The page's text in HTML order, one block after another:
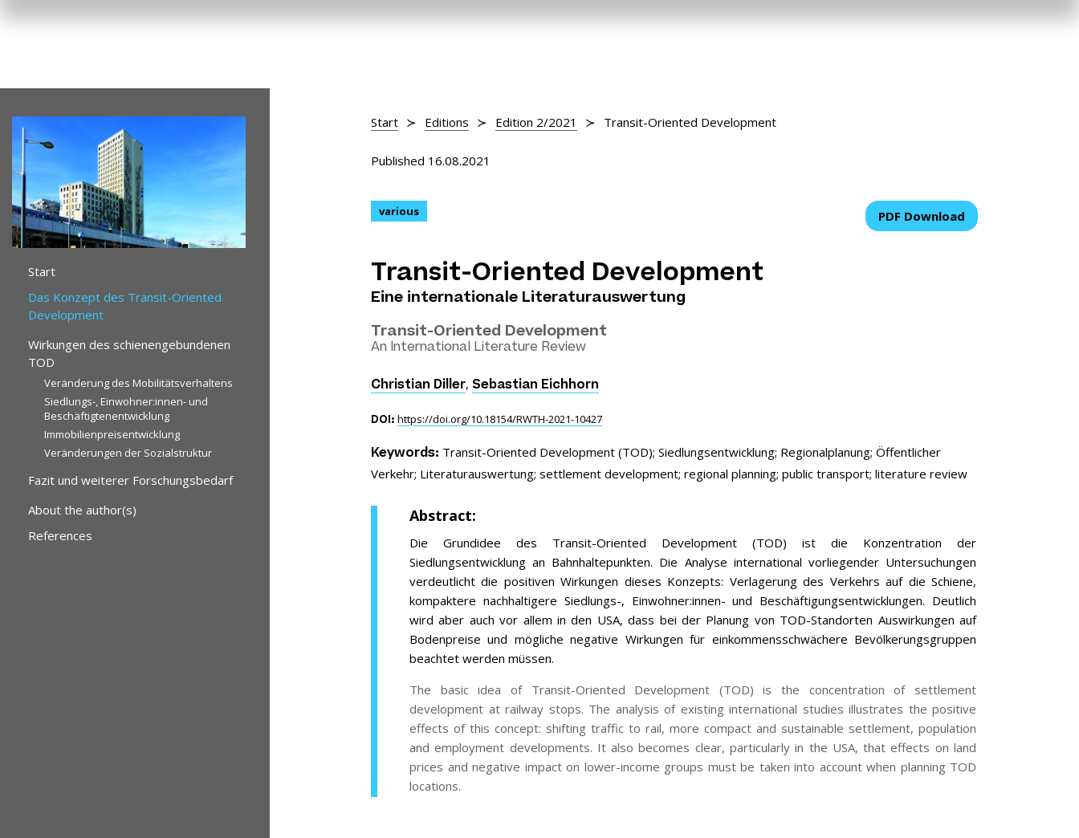
Start
Das Konzept des Transit-Oriented
Development
Wirkungen des schienengebundenen
TOD
Veränderung des Mobilitätsverhaltens
Siedlungs-, Einwohner:innen- und
Beschäftigtenentwicklung
Immobilienpreisentwicklung
Veränderungen der Sozialstruktur
Fazit und weiterer Forschungsbedarf
About the author(s)
References
Start Editions Edition 2/2021 Transit-Oriented Development
Published 16.08.2021
various PDF Download
Transit-Oriented Development
Eine internationale Literaturauswertung
Transit-Oriented Development
An International Literature Review
Christian Diller, Sebastian Eichhorn
DOI: https://doi.org/10.18154/RWTH-2021-10427
Keywords: Transit-Oriented Development (TOD); Siedlungsentwicklung; Regionalplanung; Öffentlicher
Verkehr; Literaturauswertung; settlement development; regional planning; public transport; literature review
Abstract:
Die Grundidee des Transit-Oriented Development (TOD) ist die Konzentration der
Siedlungsentwicklung an Bahnhaltepunkten. Die Analyse international vorliegender Untersuchungen
verdeutlicht die positiven Wirkungen dieses Konzepts: Verlagerung des Verkehrs auf die Schiene,
kompaktere nachhaltigere Siedlungs-, Einwohner:innen- und Beschäftigungsentwicklungen. Deutlich
wird aber auch vor allem in den USA, dass bei der Planung von TOD-Standorten Auswirkungen auf
Bodenpreise und mögliche negative Wirkungen für einkommensschwächere Bevölkerungsgruppen
beachtet werden müssen.
The basic idea of Transit-Oriented Development (TOD) is the concentration of settlement
development at railway stops. The analysis of existing international studies illustrates the positive
effects of this concept: shifting traffic to rail, more compact and sustainable settlement, population
and employment developments. It also becomes clear, particularly in the USA, that effects on land
prices and negative impact on lower-income groups must be taken into account when planning TOD
locations.